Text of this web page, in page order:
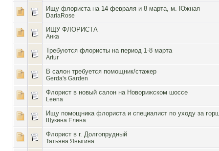
Ищу флориста на 14 февраля и 8 марта, м. Южная
DariaRose
ИЩУ ФЛОРИСТА
Анка
Требуются флористы на период 1-8 марта
Artur
В салон требуется помощник/стажер
Gerda's Garden
Флорист в новый салон на Новорижском шоссе
Leena
Ищу помощника флориста и специалист по уходу за
Щукина Елена
Флорист в г. Долгопрудный
Татьяна Яныгина